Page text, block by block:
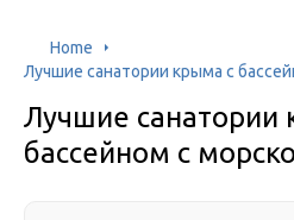
Home
Лучшие санатории крыма с
Лучшие санатории
бассейном с